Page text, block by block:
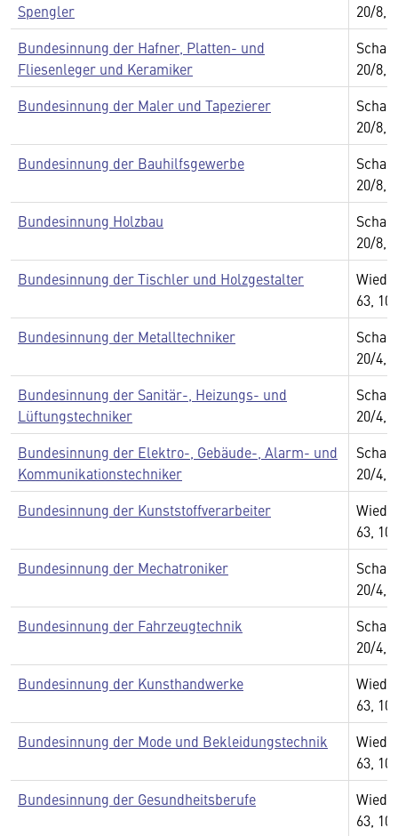
Spengler
20/8,
Bundesinnung der Hafner, Platten- und
Fliesenleger und Keramiker
20/8,
Bundesinnung der Maler und Tapezierer
20/8,
Bundesinnung der Bauhilfsgewerbe
20/8,
Bundesinnung Holzbau
20/8,
Bundesinnung der Tischler und Holzgestalter
63,
Bundesinnung der Metalltechniker
20/4,
Bundesinnung der Sanitär-, Heizungs- und
Lüftungstechniker
20/4,
Bundesinnung der Elektro-, Gebäude-, Alarm- und
Kommunikationstechniker
20/4,
Bundesinnung der Kunststoffverarbeiter
63,
Bundesinnung der Mechatroniker
20/4,
Bundesinnung der Fahrzeugtechnik
20/4,
Bundesinnung der Kunsthandwerke
63,
Bundesinnung der Mode und Bekleidungstechnik
63,
Bundesinnung der Gesundheitsberufe
63,